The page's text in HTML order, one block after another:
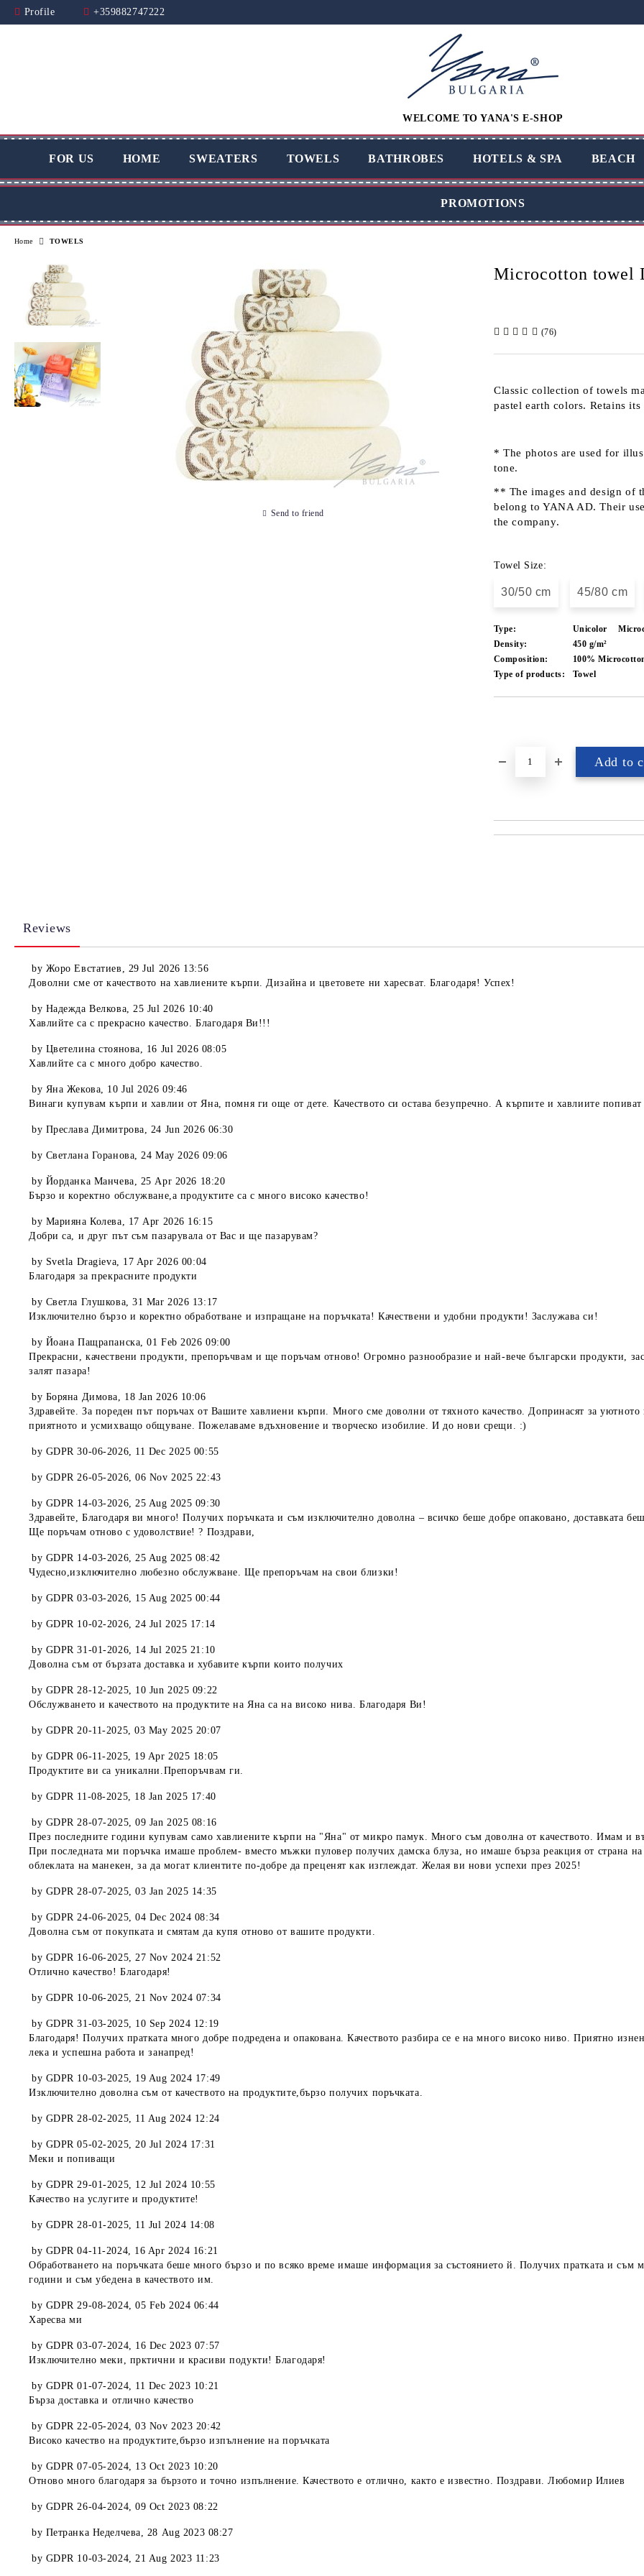
Profile +359882747222
WELCOME TO YANA'S E-SHOP
FOR US HOME SWEATERS TOWELS BATHROBES HOTELS & SPA BEACH
PROMOTIONS
Home TOWELS
Microcotton towel
(76)
Classic collection of towels
pastel earth colors. Retains
* The photos are used for
tone.
** The images and design of
belong to YANA AD. Their
the company.
Towel Size:
30/50 cm 45/80 cm
Type: Unicolor
Density:
450 g/m²
Composition:
100%
Type of products:
Towel
Send to friend
Reviews
by Жоро Евстатиев , 29 Jul 2026 13:56
Доволни сме от качеството на хавлиените кърпи. Дизайна и цветовете ни харесват. Благодаря! Успех!
by Надежда Велкова,25 Jul 2026 10:40
Хавлийте са с прекрасно качество. Благодаря Ви!!!
by Цветелина стоянова, 16 Jul 2026 08:05
Хавлийте са с много добро качество.
by Яна Жекова, 10 Jul 2026 09:46
Винаги купувам кърпи и хавлии от Яна, помня ги още от дете. Качеството си остава безупречно. А кърпите и хавлиите
by Преслава Димитрова, 24 Jun 2026 06:30
by Светлана Горанова,24 May 2026 09:06
by Йорданка Манчева, 25 Apr 2026 18:20
Бързо и коректно обслужване,а продуктите са с много високо качество!
by Марияна Колева, 17 Apr 2026 16:15
Добри са, и друг път съм пазарувала от Вас и ще пазарувам?
by Svetla Dragieva, 17 Apr 2026 00:04
Благодаря за прекрасните продукти
by Светла Глушкова,31 Mar 2026 13:17
Изключително бързо и коректно обработване и изпращане на поръчката! Качествени и удобни продукти! Заслужава си!
by Йоана Пащрапанска,01 Feb 2026 09:00
Прекрасни, качествени продукти, препоръчвам и ще поръчам отново! Огромно разнообразие и най-вече български продукти,
залят пазара!
by Боряна Димова, 18 Jan 2026 10:06
Здравейте. За пореден път поръчах от Вашите хавлиени кърпи. Много сме доволни от тяхното качество. Допринасят за
приятното и усмихващо общуване. Пожелаваме вдъхновение и творческо изобилие. И до нови срещи. :)
by GDPR 30-06-2026, 11 Dec 2025 00:55
by GDPR 26-05-2026,06 Nov 2025 22:43
by GDPR 14-03-2026,25 Aug 2025 09:30
Здравейте, Благодаря ви много! Получих поръчката и съм изключително доволна – всичко беше добре опаковано, доставката
Ще поръчам отново с удоволствие! ? Поздрави,
by GDPR 14-03-2026,25 Aug 2025 08:42
Чудесно,изключително любезно обслужване. Ще препоръчам на свои близки!
by GDPR 03-03-2026, 15 Aug 2025 00:44
by GDPR 10-02-2026,24 Jul 2025 17:14
by GDPR 31-01-2026, 14 Jul 2025 21:10
Доволна съм от бързата доставка и хубавите кърпи които получих
by GDPR 28-12-2025, 10 Jun 2025 09:22
Обслужването и качеството на продуктите на Яна са на високо нива. Благодаря Ви!
by GDPR 20-11-2025,03 May 2025 20:07
by GDPR 06-11-2025, 19 Apr 2025 18:05
Продуктите ви са уникални.Препоръчвам ги.
by GDPR 11-08-2025, 18 Jan 2025 17:40
by GDPR 28-07-2025,09 Jan 2025 08:16
През последните години купувам само хавлиените кърпи на "Яна" от микро памук. Много съм доволна от качеството. Имам и
При последната ми поръчка имаше проблем- вместо мъжки пуловер получих дамска блуза, но имаше бърза реакция от страна
облеклата на манекен, за да могат клиентите по-добре да преценят как изглеждат. Желая ви нови успехи през 2025!
by GDPR 28-07-2025,03 Jan 2025 14:35
by GDPR 24-06-2025,04 Dec 2024 08:34
Доволна съм от покупката и смятам да купя отново от вашите продукти.
by GDPR 16-06-2025,27 Nov 2024 21:52
Отлично качество! Благодаря!
by GDPR 10-06-2025,21 Nov 2024 07:34
by GDPR 31-03-2025, 10 Sep 2024 12:19
Благодаря! Получих пратката много добре подредена и опакована. Качеството разбира се е на много високо ниво. Приятно
лека и успешна работа и занапред!
by GDPR 10-03-2025, 19 Aug 2024 17:49
Изключително доволна съм от качеството на продуктите,бързо получих поръчката.
by GDPR 28-02-2025, 11 Aug 2024 12:24
by GDPR 05-02-2025,20 Jul 2024 17:31
Меки и попиващи
by GDPR 29-01-2025, 12 Jul 2024 10:55
Качество на услугите и продуктите!
by GDPR 28-01-2025, 11 Jul 2024 14:08
by GDPR 04-11-2024, 16 Apr 2024 16:21
Обработването на поръчката беше много бързо и по всяко време имаше информация за състоянието й. Получих пратката и съм
години и съм убедена в качеството им.
by GDPR 29-08-2024,05 Feb 2024 06:44
Харесва ми
by GDPR 03-07-2024, 16 Dec 2023 07:57
Изключително меки, прктични и красиви подукти! Благодаря!
by GDPR 01-07-2024, 11 Dec 2023 10:21
Бърза доставка и отлично качество
by GDPR 22-05-2024,03 Nov 2023 20:42
Високо качество на продуктите,бързо изпълнение на поръчката
by GDPR 07-05-2024, 13 Oct 2023 10:20
Отново много благодаря за бързото и точно изпълнение. Качеството е отлично, както е известно. Поздрави. Любомир Илиев
by GDPR 26-04-2024,09 Oct 2023 08:22
by Петранка Неделчева, 28 Aug 2023 08:27
by GDPR 10-03-2024,21 Aug 2023 11:23